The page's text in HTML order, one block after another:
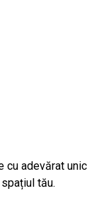
adevărat
tău.